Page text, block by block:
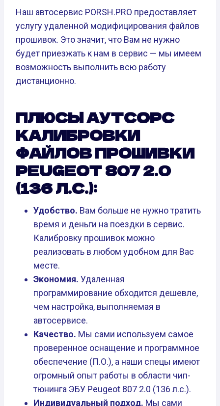
Наш автосервис PORSH.PRO предоставляет
услугу удаленной модифицирования файлов
прошивок. Это значит, что Вам не нужно
будет приезжать к нам в сервис — мы имеем
возможность выполнить всю работу
дистанционно.
ПЛЮСЫ АУТСОРС
КАЛИБРОВКИ
ФАЙЛОВ ПРОШИВКИ
PEUGEOT 807 2.0
(136 Л.С.):
Удобство. Вам больше не нужно тратить
время и деньги на поездки в сервис.
Калибровку прошивок можно
реализовать в любом удобном для Вас
месте.
Экономия. Удаленная
программирование обходится дешевле,
чем настройка, выполняемая в
автосервисе.
Качество. Мы сами используем самое
проверенное оснащение и программное
обеспечение (П.О.), а наши спецы имеют
огромный опыт работы в области чип-
тюнинга ЭБУ Peugeot 807 2.0 (136 л.с.).
Индивидуальный подход. Мы сами